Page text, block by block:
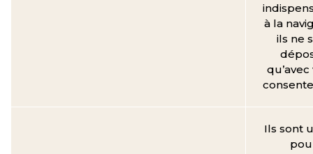
à la
ils ne
Ils sont